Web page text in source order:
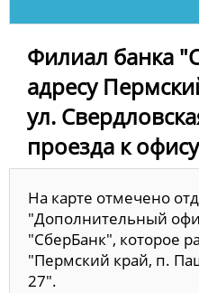
Филиал банка
адресу
ул.
проезда к офису
На карте отмечено
"Дополнительный
"СберБанк", которое
"Пермский край, п.
27".